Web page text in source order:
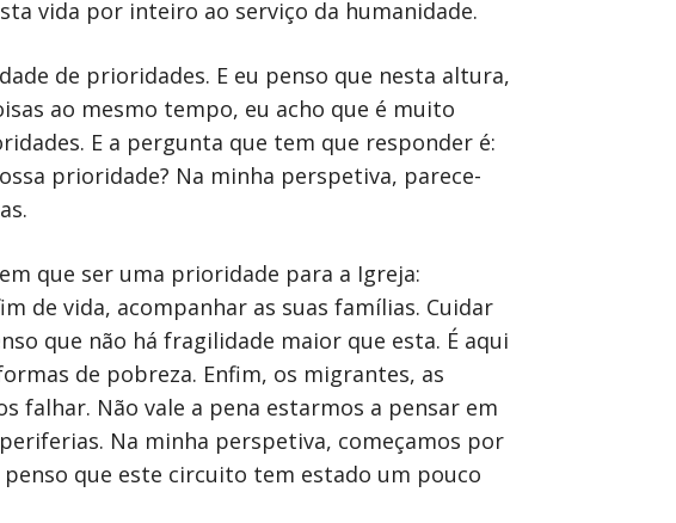
vida por inteiro ao serviço da humanidade.
de prioridades. E eu penso que nesta altura,
ao mesmo tempo, eu acho que é muito
E a pergunta que tem que responder é:
prioridade? Na minha perspetiva, parece-
que ser uma prioridade para a Igreja:
de vida, acompanhar as suas famílias. Cuidar
que não há fragilidade maior que esta. É aqui
de pobreza. Enfim, os migrantes, as
falhar. Não vale a pena estarmos a pensar em
Na minha perspetiva, começamos por
que este circuito tem estado um pouco